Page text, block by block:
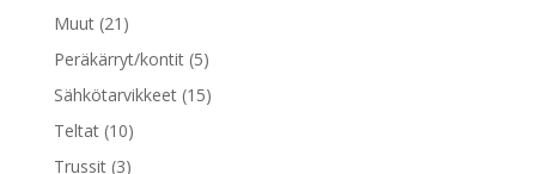
Muut (21)
Peräkärryt/kontit (5)
Sähkötarvikkeet (15)
Teltat (10)
Trussit (3)